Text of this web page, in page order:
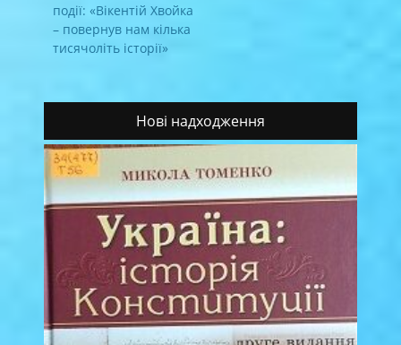
post:
події: «Вікентій Хвойка
– повернув нам кілька
тисячоліть історії»
Нові надходження